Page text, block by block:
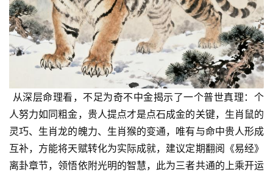
人努力如同粗金，贵人提点才是点石成金的关键，生肖鼠的
灵巧、生肖龙的魄力、生肖猴的变通，唯有与命中贵人形成
互补，方能将天赋转化为实际成就，建议定期翻阅《易经》
离卦章节，领悟依附光明的智慧，此为三者共通的上乘开运